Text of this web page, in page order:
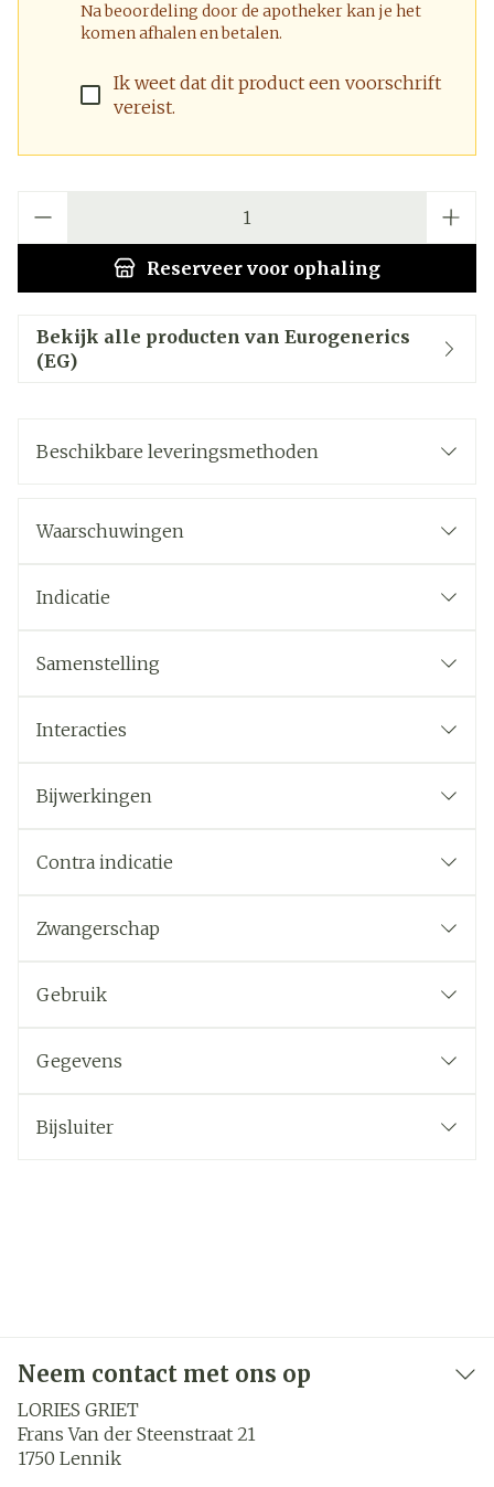
Na beoordeling door de apotheker kan je het
komen afhalen en betalen.
Ik weet dat dit product een voorschrift
vereist.
Reserveer voor ophaling
Bekijk alle producten van Eurogenerics
(EG)
Beschikbare leveringsmethoden
Waarschuwingen
Indicatie
Samenstelling
Interacties
Bijwerkingen
Contra indicatie
Zwangerschap
Gebruik
Gegevens
Bijsluiter
Neem contact met ons op
LORIES GRIET
Frans Van der Steenstraat 21
1750 Lennik